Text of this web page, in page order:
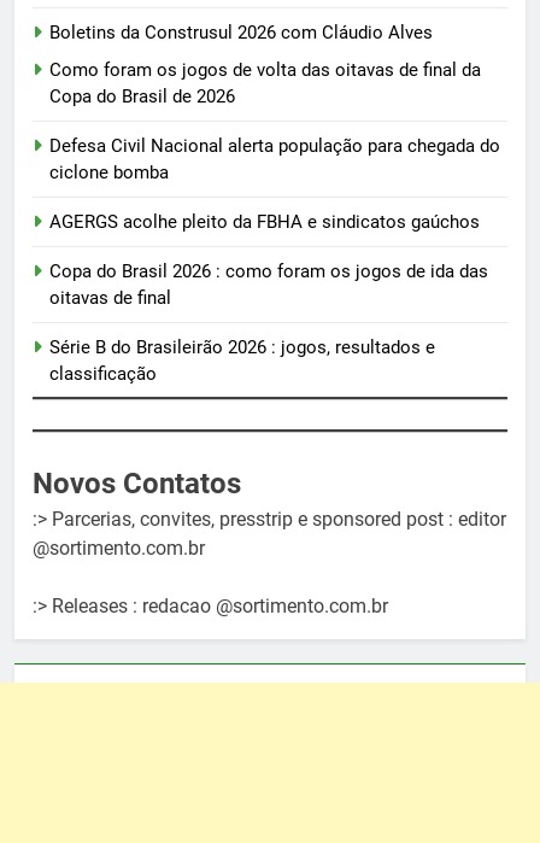
Boletins da Construsul 2026 com Cláudio Alves
Como foram os jogos de volta das oitavas de final da
Copa do Brasil de 2026
Defesa Civil Nacional alerta população para chegada do
ciclone bomba
AGERGS acolhe pleito da FBHA e sindicatos gaúchos
Copa do Brasil 2026 : como foram os jogos de ida das
oitavas de final
Série B do Brasileirão 2026 : jogos, resultados e
classificação
Novos Contatos
:> Parcerias, convites, presstrip e sponsored post : editor
@sortimento.com.br
:> Releases : redacao @sortimento.com.br